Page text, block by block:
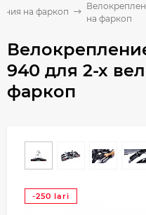
на фаркоп
на фаркоп
940 для 2-х
фаркоп
-250 lari